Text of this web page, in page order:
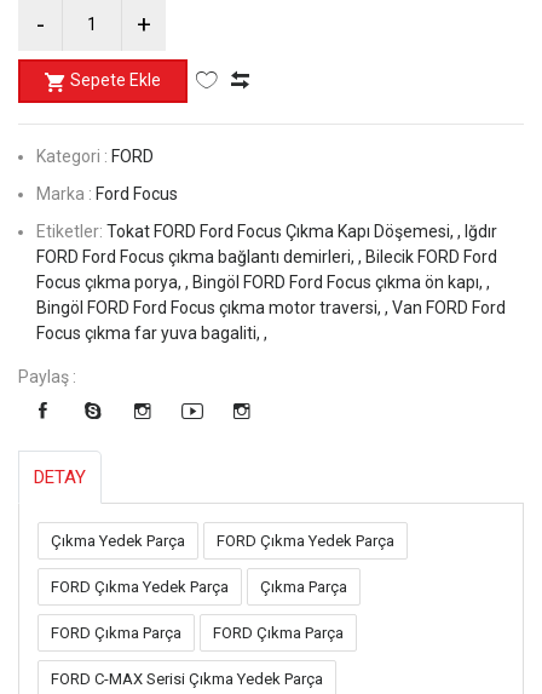
Sepete Ekle
Kategori : FORD
Marka : Ford Focus
Etiketler: Tokat FORD Ford Focus Çıkma Kapı Döşemesi, , Iğdır
FORD Ford Focus çıkma bağlantı demirleri, , Bilecik FORD Ford
Focus çıkma porya, , Bingöl FORD Ford Focus çıkma ön kapı, ,
Bingöl FORD Ford Focus çıkma motor traversi, , Van FORD Ford
Focus çıkma far yuva bagaliti, ,
Paylaş :
DETAY
Çıkma Yedek Parça FORD Çıkma Yedek Parça
FORD Çıkma Yedek Parça Çıkma Parça
FORD Çıkma Parça FORD Çıkma Parça
FORD C-MAX Serisi Çıkma Yedek Parça